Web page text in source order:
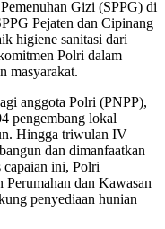
Gizi (SPPG) di
Pejaten dan Cipinang
higiene sanitasi dari
Polri dalam
masyarakat.
anggota Polri (PNPP),
pengembang lokal
Hingga triwulan IV
dan dimanfaatkan
capaian ini, Polri
Perumahan dan Kawasan
penyediaan hunian